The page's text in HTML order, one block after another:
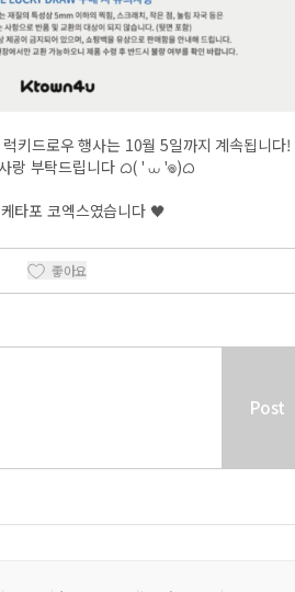
키드로우 행사는 10월 5일까지 계속됩니다!
랑 부탁드립니다 ᜊ( ' ⩊ '𖦹)ᜊ
타포 코엑스였습니다 🖤
좋아요
Post